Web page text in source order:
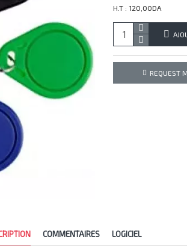
H.T : 120,00DA
REQUEST
COMMENTAIRES LOGICIEL